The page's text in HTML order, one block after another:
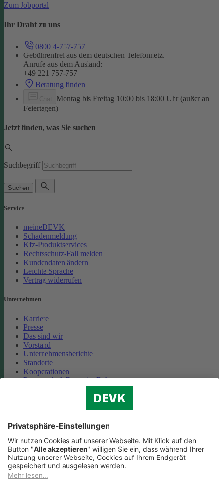
Zum Jobportal
Ihr Draht zu uns
0800 4-757-757
Gebührenfrei aus dem deutschen Telefonnetz.
Anrufe aus dem Ausland:
+49 221 757-757
Beratung finden
Montag bis Freitag 10:00 bis 18:00 Uhr (außer an
Feiertagen)
Jetzt finden, was Sie suchen
Suchbegriff
Suchen
Service
meineDEVK
Schadenmeldung
Kfz-Produktservices
Rechtsschutz-Fall melden
Kundendaten ändern
Leichte Sprache
Vertrag widerrufen
Unternehmen
Karriere
Presse
Das sind wir
Vorstand
Unternehmensberichte
Standorte
Kooperationen
Partnerschaft Deutsche Bahn
Cookie-Einstellungen
Datenschutz
Impressum